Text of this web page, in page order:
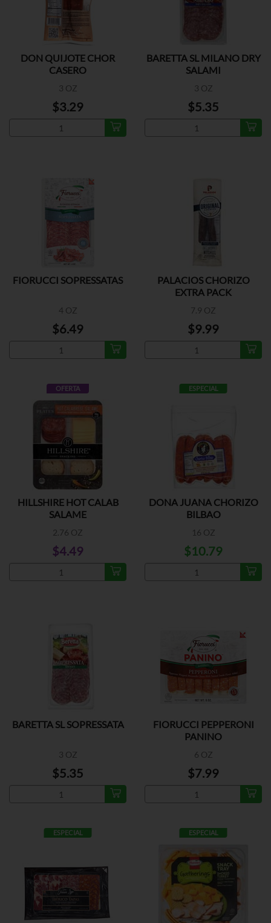
DON QUIJOTE CHOR
CASERO
3 OZ
$3.29
BARETTA SL MILANO DRY
SALAMI
3 OZ
$5.35
FIORUCCI SOPRESSATAS
4 OZ
$6.49
PALACIOS CHORIZO
EXTRA PACK
7.9 OZ
$9.99
OFERTA
HILLSHIRE HOT CALAB
SALAME
2.76 OZ
$4.49
ESPECIAL
DONA JUANA CHORIZO
BILBAO
16 OZ
$10.79
BARETTA SL SOPRESSATA
3 OZ
$5.35
FIORUCCI PEPPERONI
PANINO
6 OZ
$7.99
ESPECIAL ESPECIAL